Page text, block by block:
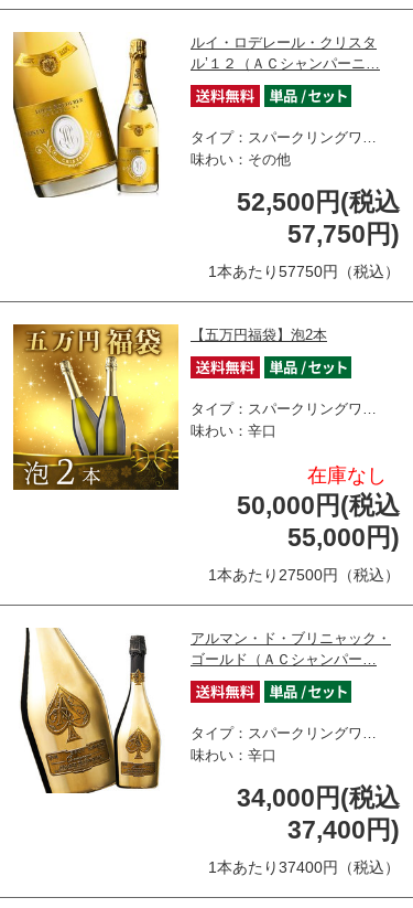
ルイ・ロデレール・クリスタ
ル’１２（ＡＣシャンパーニ…
タイプ：スパークリングワ…
味わい：その他
52,500円(税込
57,750円)
1本あたり57750円（税込）
【五万円福袋】泡2本
タイプ：スパークリングワ…
味わい：辛口
在庫なし
50,000円(税込
55,000円)
1本あたり27500円（税込）
アルマン・ド・ブリニャック・
ゴールド（ＡＣシャンパー…
タイプ：スパークリングワ…
味わい：辛口
34,000円(税込
37,400円)
1本あたり37400円（税込）